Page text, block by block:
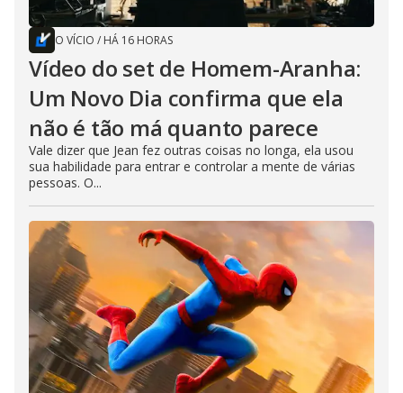
O VÍCIO / HÁ 16 HORAS
Vídeo do set de Homem-Aranha:
Um Novo Dia confirma que ela
não é tão má quanto parece
Vale dizer que Jean fez outras coisas no longa, ela usou
sua habilidade para entrar e controlar a mente de várias
pessoas. O...